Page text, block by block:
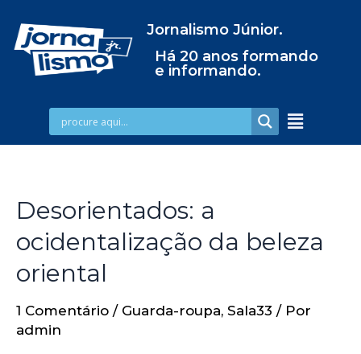
Jornalismo Júnior.
Há 20 anos formando
e informando.
Desorientados: a
ocidentalização da beleza
oriental
1 Comentário / Guarda-roupa, Sala33 / Por
admin